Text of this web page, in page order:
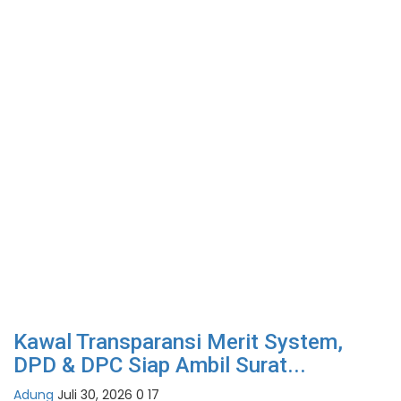
Kawal Transparansi Merit System,
DPD & DPC Siap Ambil Surat...
Adung Juli 30, 2026 0 17